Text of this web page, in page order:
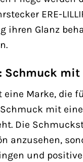
ERE-
ihren Glanz
Schmuck mit
eine Marke, die
mit
Die
anzusehen,
und